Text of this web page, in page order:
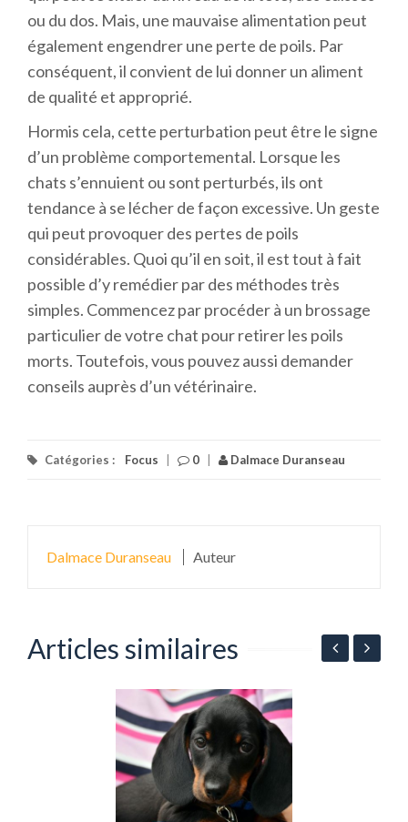
ou du dos. Mais, une mauvaise alimentation peut
également engendrer une perte de poils. Par
conséquent, il convient de lui donner un aliment
de qualité et approprié.
Hormis cela, cette perturbation peut être le signe
d’un problème comportemental. Lorsque les
chats s’ennuient ou sont perturbés, ils ont
tendance à se lécher de façon excessive. Un geste
qui peut provoquer des pertes de poils
considérables. Quoi qu’il en soit, il est tout à fait
possible d’y remédier par des méthodes très
simples. Commencez par procéder à un brossage
particulier de votre chat pour retirer les poils
morts. Toutefois, vous pouvez aussi demander
conseils auprès d’un vétérinaire.
Catégories : Focus 0 Dalmace Duranseau
Dalmace Duranseau Auteur
Articles similaires